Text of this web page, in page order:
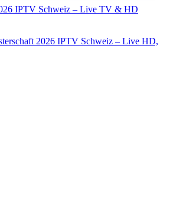
IPTV Schweiz – Live TV & HD
2026 IPTV Schweiz – Live HD,